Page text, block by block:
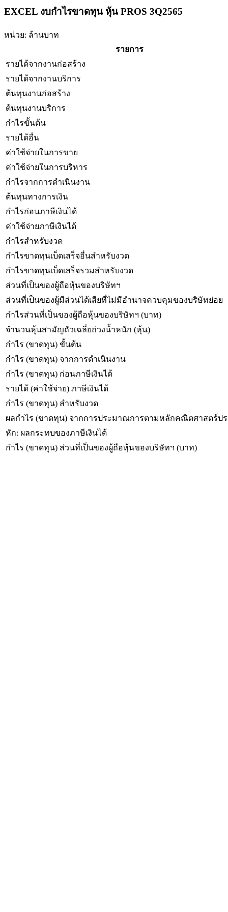
EXCEL งบกำไรขาดทุน หุ้น PROS 3Q2565
หน่วย: ล้านบาท
รายการ
รายได้จากงานก่อสร้าง
รายได้จากงานบริการ
ต้นทุนงานก่อสร้าง
ต้นทุนงานบริการ
กำไรขั้นต้น
รายได้อื่น
ค่าใช้จ่ายในการขาย
ค่าใช้จ่ายในการบริหาร
กำไรจากการดำเนินงาน
ต้นทุนทางการเงิน
กำไรก่อนภาษีเงินได้
ค่าใช้จ่ายภาษีเงินได้
กำไรสำหรับงวด
กำไรขาดทุนเบ็ดเสร็จอื่นสำหรับงวด
กำไรขาดทุนเบ็ดเสร็จรวมสำหรับงวด
ส่วนที่เป็นของผู้ถือหุ้นของบริษัทฯ
ส่วนที่เป็นของผู้มีส่วนได้เสียที่ไม่มีอำนาจควบคุมของบริษัทย่อย
กำไรส่วนที่เป็นของผู้ถือหุ้นของบริษัทฯ (บาท)
จำนวนหุ้นสามัญถัวเฉลี่ยถ่วงน้ำหนัก (หุ้น)
กำไร (ขาดทุน) ขั้นต้น
กำไร (ขาดทุน) จากการดำเนินงาน
กำไร (ขาดทุน) ก่อนภาษีเงินได้
รายได้ (ค่าใช้จ่าย) ภาษีเงินได้
กำไร (ขาดทุน) สำหรับงวด
ผลกำไร (ขาดทุน) จากการประมาณการตามหลักคณิตศาสตร์ป
หัก: ผลกระทบของภาษีเงินได้
กำไร (ขาดทุน) ส่วนที่เป็นของผู้ถือหุ้นของบริษัทฯ (บาท)